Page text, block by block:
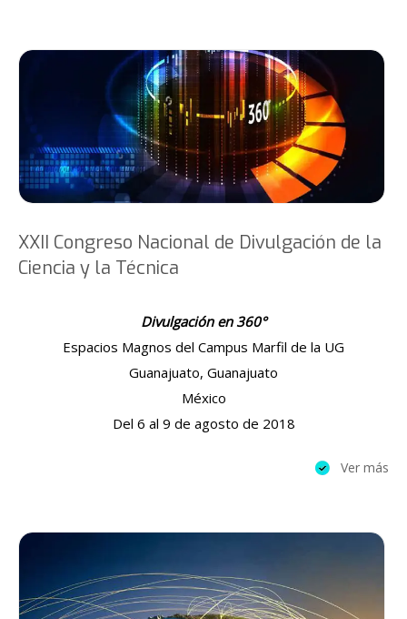
XXII Congreso Nacional de Divulgación de la
Ciencia y la Técnica
Divulgación en 360°
Espacios Magnos del Campus Marfil de la UG
Guanajuato, Guanajuato
México
Del 6 al 9 de agosto de 2018
Ver más